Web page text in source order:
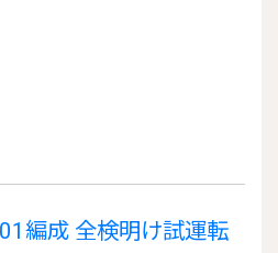
編成 全検明け試運転